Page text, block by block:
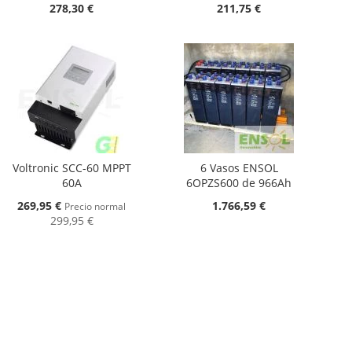
278,30 €
211,75 €
Voltronic SCC-60 MPPT
60A
Oferta
269,95 € Precio normal
299,95 €
6 Vasos ENSOL
6OPZS600 de 966Ah
1.766,59 €